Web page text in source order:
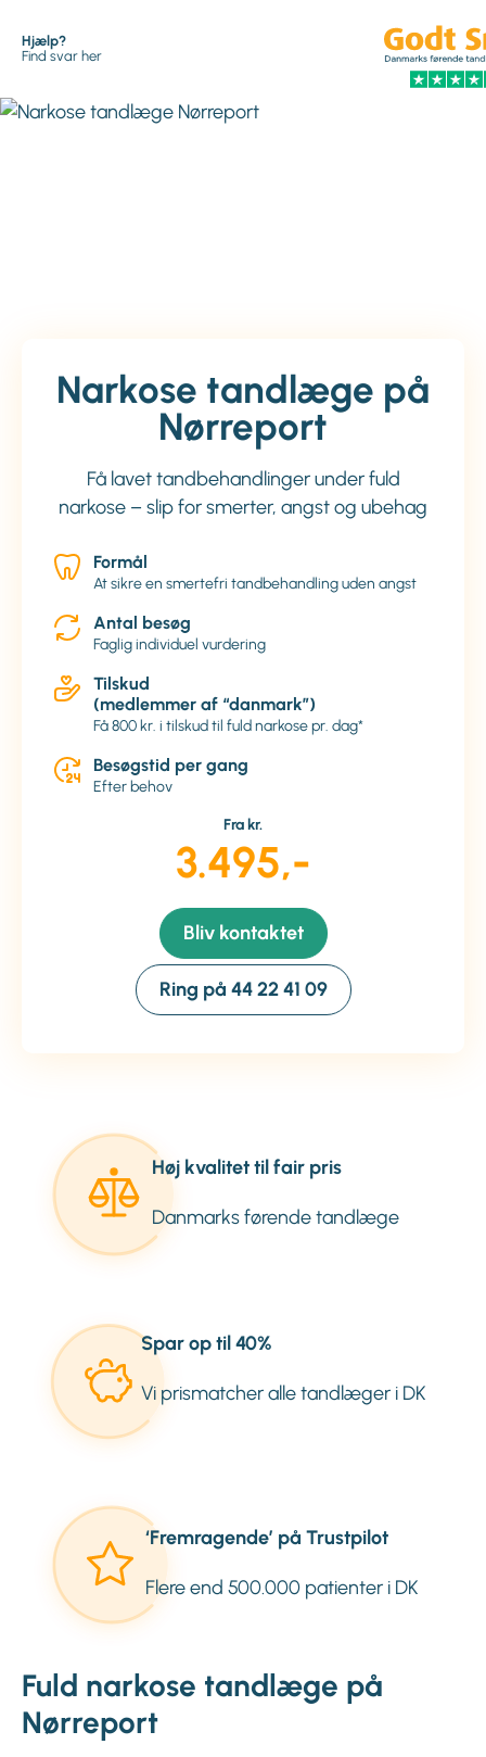
Hjælp?
Find svar her
Narkose tandlæge på
Nørreport
Få lavet tandbehandlinger under fuld
narkose – slip for smerter, angst og ubehag
Formål
At sikre en smertefri tandbehandling uden angst
Antal besøg
Faglig individuel vurdering
Tilskud
(medlemmer af “danmark”)
Få 800 kr. i tilskud til fuld narkose pr. dag*
Besøgstid per gang
Efter behov
Fra kr.
3.495,-
Bliv kontaktet
Ring på 44 22 41 09
Høj kvalitet til fair pris
Danmarks førende tandlæge
Spar op til 40%
Vi prismatcher alle tandlæger i DK
‘Fremragende’ på Trustpilot
Flere end 500.000 patienter i DK
Fuld narkose tandlæge på
Nørreport